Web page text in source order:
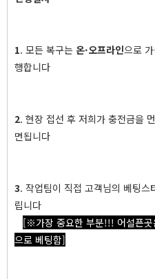
1. 모든 복구는 온·오프라인으로
행합니다
2. 현장 접선 후 저희가 충전금을
면됩니다
3. 작업팀이 직접 고객님의 베팅스
립니다
[※가장 중요한 부분!!! 어설픈곳
으로 베팅함]